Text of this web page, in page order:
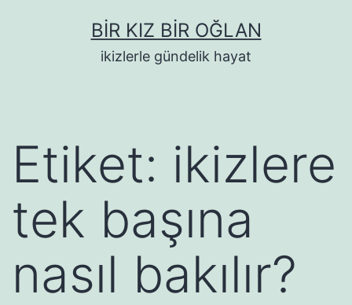
BIR KIZ BIR OĞLAN
ikizlerle gündelik hayat
Etiket: ikizlere
tek başına
nasıl bakılır?